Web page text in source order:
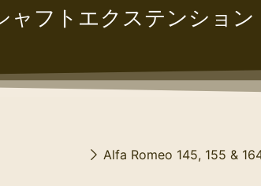
ャフトエクステンション
Alfa Romeo 145, 155 &